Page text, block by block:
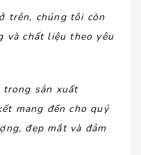
trên, chúng tôi còn
và chất liệu theo yêu
trong sản xuất
mang đến cho quý
đẹp mắt và đảm